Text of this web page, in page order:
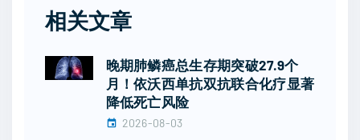
相关文章
晚期肺鳞癌总生存期突破27.9个
月！依沃西单抗双抗联合化疗显著
降低死亡风险
2026-08-03